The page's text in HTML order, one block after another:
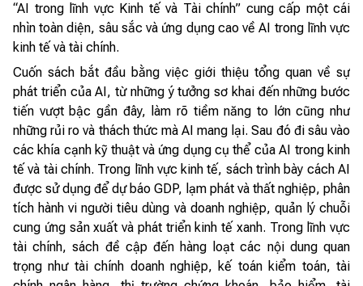
“AI trong lĩnh vực Kinh tế và Tài chính” cung cấp một cái
nhìn toàn diện, sâu sắc và ứng dụng cao về AI trong lĩnh vực
kinh tế và tài chính.
Cuốn sách bắt đầu bằng việc giới thiệu tổng quan về sự
phát triển của AI, từ những ý tưởng sơ khai đến những bước
tiến vượt bậc gần đây, làm rõ tiềm năng to lớn cũng như
những rủi ro và thách thức mà AI mang lại. Sau đó đi sâu vào
các khía cạnh kỹ thuật và ứng dụng cụ thể của AI trong kinh
tế và tài chính. Trong lĩnh vực kinh tế, sách trình bày cách AI
được sử dụng để dự báo GDP, lạm phát và thất nghiệp, phân
tích hành vi người tiêu dùng và doanh nghiệp, quản lý chuỗi
cung ứng sản xuất và phát triển kinh tế xanh. Trong lĩnh vực
tài chính, sách đề cập đến hàng loạt các nội dung quan
trọng như tài chính doanh nghiệp, kế toán kiểm toán, tài